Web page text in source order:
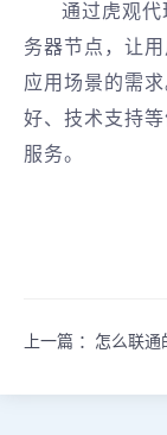
通过虎观
务器节点，让
应用场景的需
好、技术支持
服务‌。
上一篇 ： 怎么联通